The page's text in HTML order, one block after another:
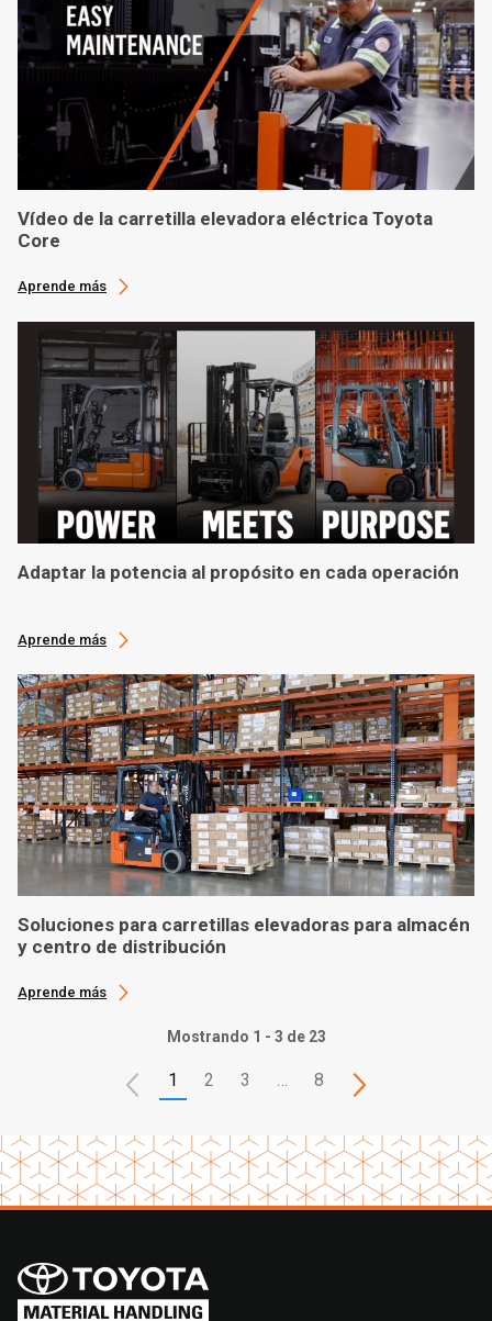
Vídeo de la carretilla elevadora eléctrica Toyota
Core
Aprende más
Adaptar la potencia al propósito en cada operación
Aprende más
Soluciones para carretillas elevadoras para almacén
y centro de distribución
Aprende más
Mostrando 1 - 3 de 23
1 2 3 … 8